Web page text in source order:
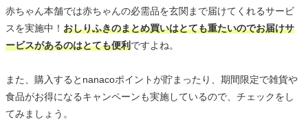
赤ちゃん本舗では赤ちゃんの必需品を玄関まで届けてくれるサービ
スを実施中！ おしりふきのまとめ買いはとても重たいのでお届けサ
ービスがあるのはとても便利ですよね。
また、購入するとnanacoポイントが貯まったり、期間限定で雑貨や
食品がお得になるキャンペーンも実施しているので、チェックをし
てみましょう。